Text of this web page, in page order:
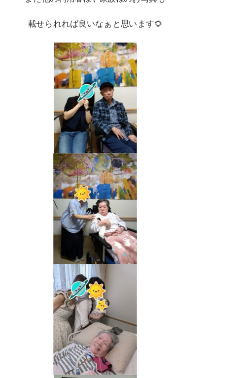
載せられれば良いなぁと思います🌻